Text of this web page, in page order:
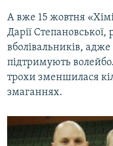
А вже 15 жовтня
Дарії
вболівальників,
підтримують
трохи зменшилася
змаганнях.